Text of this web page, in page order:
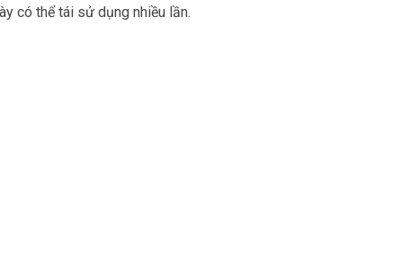
có thể tái sử dụng nhiều lần.